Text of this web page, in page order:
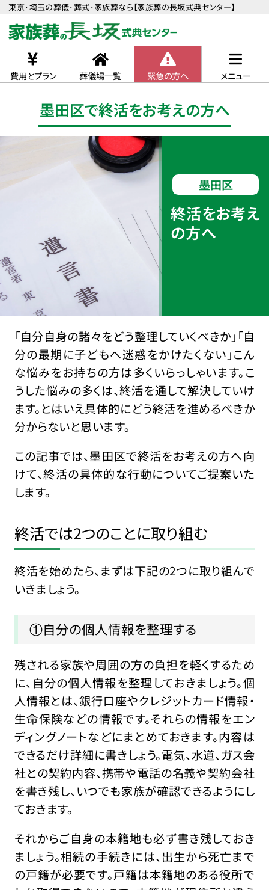
東京･埼玉の葬儀･葬式･家族葬なら【家族葬の長坂式典センター】
費用とプラン 葬儀場一覧 緊急の方へ メニュー
墨田区で終活をお考えの方へ
墨田区
終活をお考え
の方へ
「自分自身の諸々をどう整理していくべきか」「自
分の最期に子どもへ迷惑をかけたくない」こん
な悩みをお持ちの方は多くいらっしゃいます。こ
うした悩みの多くは、終活を通して解決していけ
ます。とはいえ具体的にどう終活を進めるべきか
分からないと思います。
この記事では、墨田区で終活をお考えの方へ向
けて、終活の具体的な行動についてご提案いた
します。
終活では2つのことに取り組む
終活を始めたら、まずは下記の2つに取り組んで
いきましょう。
①自分の個人情報を整理する
残される家族や周囲の方の負担を軽くするため
に、自分の個人情報を整理しておきましょう。個
人情報とは、銀行口座やクレジットカード情報・
生命保険などの情報です。それらの情報をエン
ディングノートなどにまとめておきます。内容は
できるだけ詳細に書きしょう。電気、水道、ガス会
社との契約内容、携帯や電話の名義や契約会社
を書き残し、いつでも家族が確認できるようにし
ておきます。
それからご自身の本籍地も必ず書き残しておき
ましょう。相続の手続きには、出生から死亡まで
の戸籍が必要です。戸籍は本籍地のある役所で